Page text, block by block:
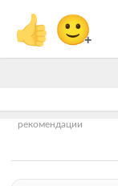
👍 🙂+
рекомендации